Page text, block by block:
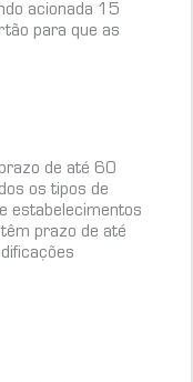
acionada 15
para que as
de até 60
os tipos de
estabelecimentos
prazo de até